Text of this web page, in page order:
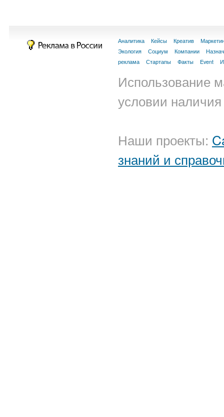
Аналитика Кейсы Креатив
Экология
Социум Компании
реклама
Стартапы Факты Event
Использование
условии
Наши проекты:
знаний и